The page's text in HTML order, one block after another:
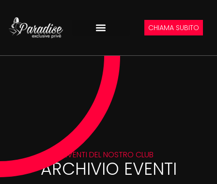
CHIAMA SUBITO
EVENTI DEL NOSTRO CLUB
ARCHIVIO EVENTI